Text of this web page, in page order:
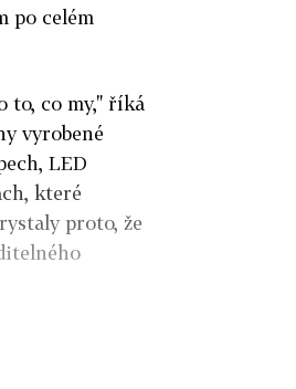
po celém
to, co my," říká
vyrobené
LED
které
proto, že